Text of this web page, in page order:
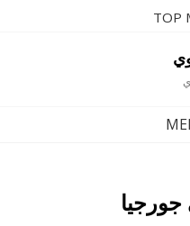
TOP